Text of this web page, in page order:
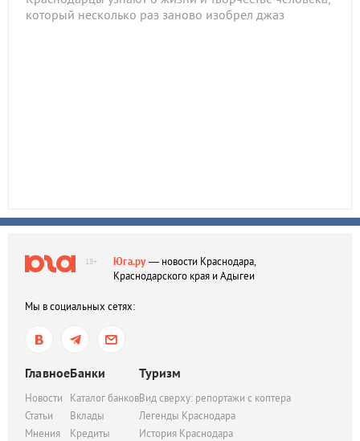
который несколько раз заново изобрел джаз
18+ Юга.ру— новости Краснодара,
Краснодарского края и Адыгеи
Мы в социальных сетях:
Главное
Новости
Статьи
Мнения
Банки
Каталог банков
Вклады
Кредиты
Туризм
Вид сверху: репортажи с коптера
Легенды Краснодара
История Краснодара